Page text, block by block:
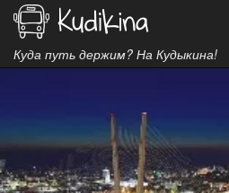
Куда путь держим? На Кудыкина!